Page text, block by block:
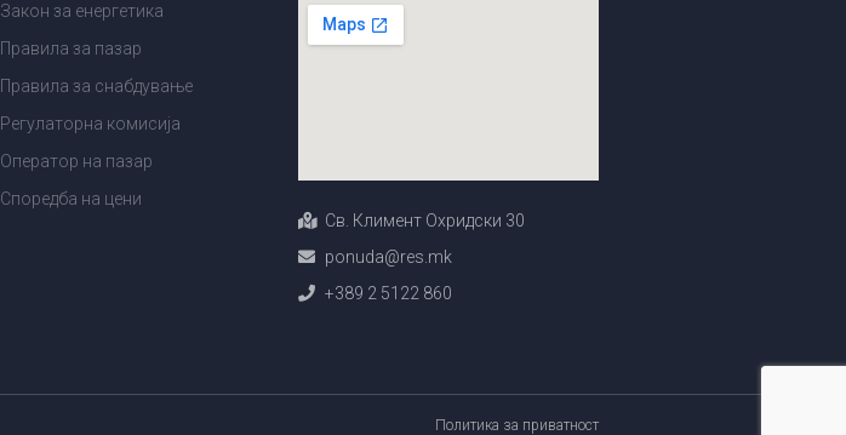
Закон за енергетика
Правила за пазар
Правила за снабдување
Регулаторна комисија
Оператор на пазар
Споредба на цени
Св. Климент Охридски 30
ponuda@res.mk
+389 2 5122 860
Политика за приватност